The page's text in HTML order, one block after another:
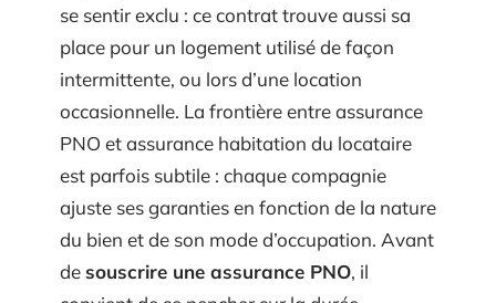
se sentir exclu : ce contrat trouve aussi sa
place pour un logement utilisé de façon
intermittente, ou lors d’une location
occasionnelle. La frontière entre assurance
PNO et assurance habitation du locataire
est parfois subtile : chaque compagnie
ajuste ses garanties en fonction de la nature
du bien et de son mode d’occupation. Avant
desouscrire une assurance PNO, il